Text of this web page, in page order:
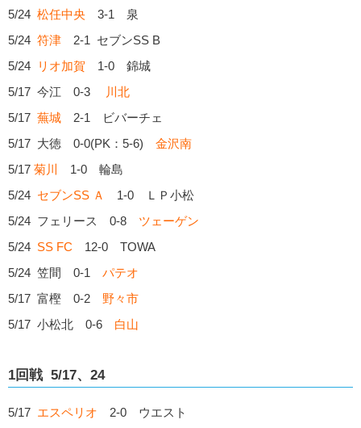
5/24 松任中央 3-1 泉
5/24 符津 2-1 セブンSS B
5/24
リオ加賀 1-0 錦城
5/17 今江 0-3
川北
5/17 蕪城 2-1 ビバーチェ
5/17 大徳 0-0(PK：5-6) 金沢南
5/17 菊川 1-0 輪島
5/24 セブンSS Ａ
1-0 ＬＰ小松
5/24 フェリース 0-8 ツェーゲン
5/24 SS FC 12-0 TOWA
5/24 笠間 0-1 パテオ
5/17 富樫 0-2 野々市
5/17 小松北 0-6 白山
1回戦 5/17、24
5/17 エスペリオ 2-0 ウエスト